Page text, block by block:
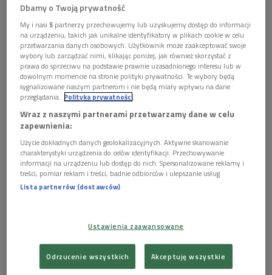
John Axelrod poprowadził na Festiwalu Beethovenowskim orkiestrę Sinfonia
Varsovia
Dbamy o Twoją prywatność
My i nasi5 partnerzy przechowujemy lub uzyskujemy dostęp do informacji
na urządzeniu, takich jak unikalne identyfikatory w plikach cookie w celu
przetwarzania danych osobowych. Użytkownik może zaakceptować swoje
wybory lub zarządzać nimi, klikając poniżej, jak również skorzystać z
prawa do sprzeciwu na podstawie prawnie uzasadnionego interesu lub w
dowolnym momencie na stronie polityki prywatności. Te wybory będą
sygnalizowane naszym partnerom i nie będą miały wpływu na dane
przeglądania. Polityka prywatności
Wraz z naszymi partnerami przetwarzamy dane w celu
zapewnienia:
Użycie dokładnych danych geolokalizacyjnych. Aktywne skanowanie
charakterystyki urządzenia do celów identyfikacji. Przechowywanie
informacji na urządzeniu lub dostęp do nich. Spersonalizowane reklamy i
treści, pomiar reklam i treści, badnie odbiorców i ulepszanie usług.
Lista partnerów (dostawców)
Ustawienia zaawansowane
Odrzucenie wszystkich Akceptuję wszystkie